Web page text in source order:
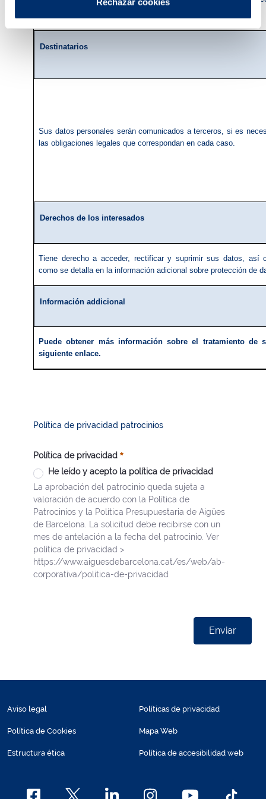
Destinatarios
Sus datos personales serán comunicados a terceros, si es
las obligaciones legales que correspondan en cada caso.
Derechos de los interesados
Tiene derecho a acceder, rectificar y suprimir sus datos, así
como se detalla en la información adicional sobre protección de
Información addicional
Puede obtener más información sobre el tratamiento de
siguiente enlace.
Política de privacidad patrocinios
Política de privacidad
He leído y acepto la política de privacidad
La aprobación del patrocinio queda sujeta a
valoración de acuerdo con la Política de
Patrocinios y la Política Presupuestaria de Aigües
de Barcelona. La solicitud debe recibirse con un
mes de antelación a la fecha del patrocinio. Ver
política de privacidad >
https://www.aiguesdebarcelona.cat/es/web/ab-
corporativa/politica-de-privacidad
Enviar
Aviso legal
Política de Cookies
Estructura ética
Políticas de privacidad
Mapa Web
Política de accesibilidad web